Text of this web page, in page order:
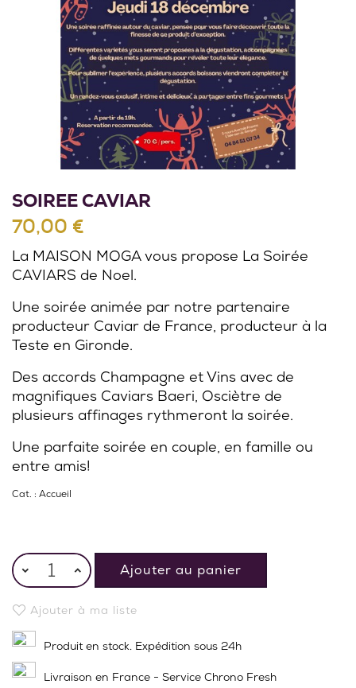
SOIREE CAVIAR
70,00 €
La MAISON MOGA vous propose La Soirée
CAVIARS de Noel.
Une soirée animée par notre partenaire
producteur Caviar de France, producteur à la
Teste en Gironde.
Des accords Champagne et Vins avec de
magnifiques Caviars Baeri, Osciètre de
plusieurs affinages rythmeront la soirée.
Une parfaite soirée en couple, en famille ou
entre amis!
Cat. : Accueil
Ajouter au panier
Ajouter à ma liste
Produit en stock. Expédition sous 24h
Livraison en France - Service Chrono Fresh